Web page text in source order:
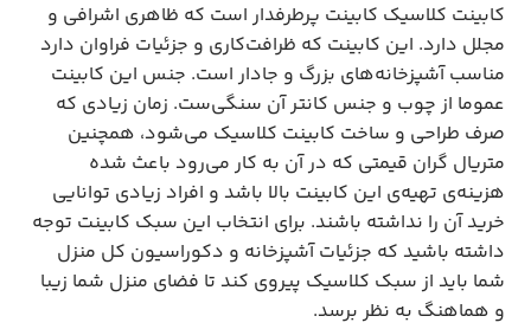
کابینت کلاسیک کابینت پرطرفدار است که ظاهری اشرافی و
مجلل دارد. این کابینت که ظرافت‌کاری و جزئیات فراوان دارد
مناسب آشپزخانه‌های بزرگ و جادار است. جنس این کابینت
عموما از چوب و جنس کانتر آن سنگی‌ست. زمان زیادی که
صرف طراحی و ساخت کابینت کلاسیک می‌شود، همچنین
متریال گران قیمتی که در آن به کار می‌رود باعث شده
هزینه‌ی تهیه‌ی این کابینت بالا باشد و افراد زیادی توانایی
خرید آن را نداشته باشند. برای انتخاب این سبک کابینت توجه
داشته باشید که جزئیات آشپزخانه و دکوراسیون کل منزل
شما باید از سبک کلاسیک پیروی کند تا فضای منزل شما زیبا
و هماهنگ به نظر برسد.